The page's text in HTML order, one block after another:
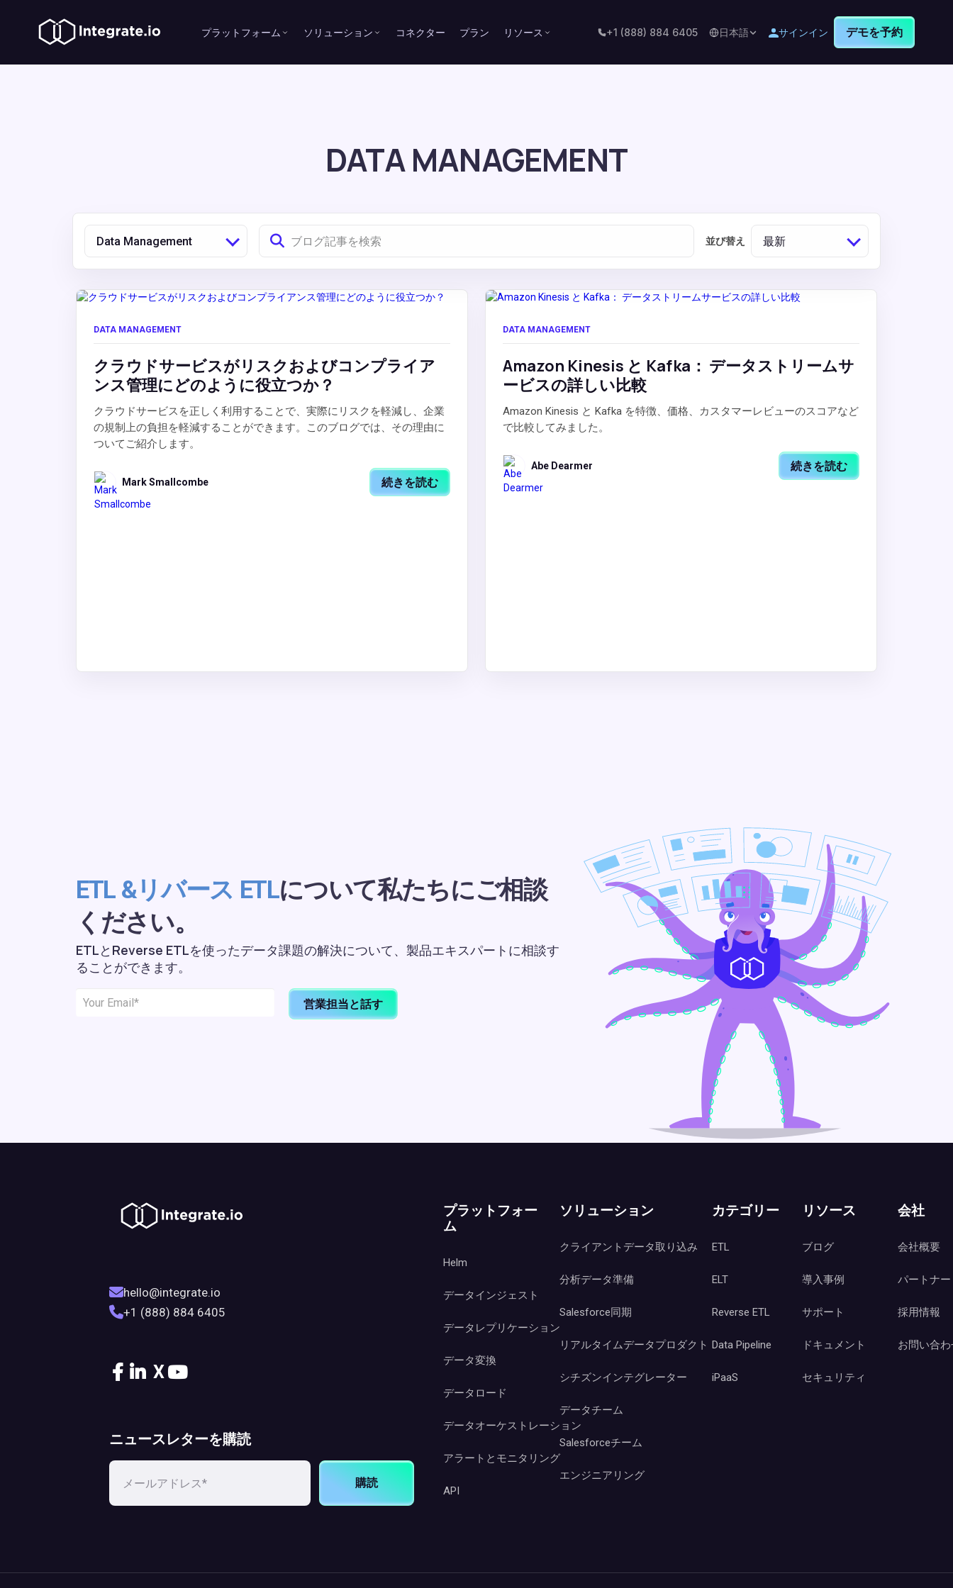
プラットフォーム ソリューション コネクター プラン リソース +1 (888) 884 6405 日本語 サインイン デモを予約
DATA MANAGEMENT
Data Management 並び替え 最新
DATA MANAGEMENT
クラウドサービスがリスクおよびコンプライア
ンス管理にどのように役立つか？
クラウドサービスを正しく利用することで、実際にリスクを軽減し、企業
の規制上の負担を軽減することができます。このブログでは、その理由に
ついてご紹介します。
Mark Smallcombe 続きを読む
DATA MANAGEMENT
Amazon Kinesis と Kafka： データストリームサ
ービスの詳しい比較
Amazon Kinesis と Kafka を特徴、価格、カスタマーレビューのスコアなど
で比較してみました。
Abe Dearmer 続きを読む
ETL &リバース ETLについて私たちにご相談
ください。
ETLとReverse ETLを使ったデータ課題の解決について、製品エキスパートに相談す
ることができます。
営業担当と話す
hello@integrate.io
+1 (888) 884 6405
X
ニュースレターを購読
購読
プラットフォー
ム
Helm
データインジェスト
データレプリケーション
データ変換
データロード
データオーケストレーション
アラートとモニタリング
API
ソリューション
クライアントデータ取り込み
分析データ準備
Salesforce同期
リアルタイムデータプロダクト
シチズンインテグレーター
データチーム
Salesforceチーム
エンジニアリング
カテゴリー
ETL
ELT
Reverse ETL
Data Pipeline
iPaaS
リソース
ブログ
導入事例
サポート
ドキュメント
セキュリティ
会社
会社概要
パートナー
採用情報
お問い合わ